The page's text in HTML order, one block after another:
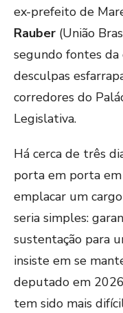
ex-prefeito de
Rauber (União
segundo fontes da
desculpas
corredores do
Legislativa.
Há cerca de três
porta em porta
emplacar um
seria simples:
sustentação para
insiste em se
deputado em
tem sido mais